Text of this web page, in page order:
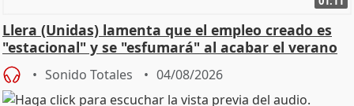
Llera (Unidas) lamenta que el empleo creado es
"estacional" y se "esfumará" al acabar el verano
Sonido Totales 04/08/2026